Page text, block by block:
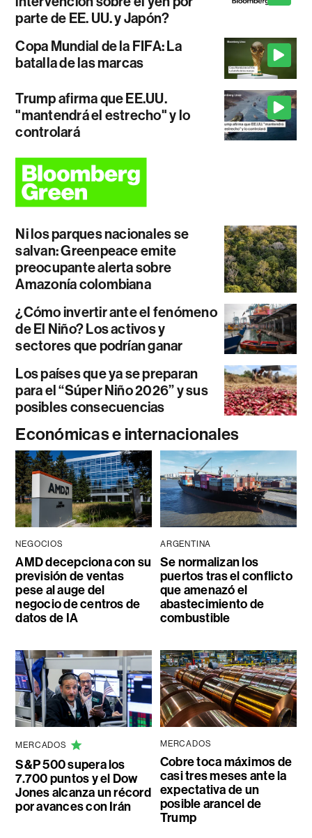
parte de EE. UU. y Japón?
Copa Mundial de la FIFA: La
batalla de las marcas
Trump afirma que EE.UU.
"mantendrá el estrecho" y lo
controlará
Ni los parques nacionales se
salvan: Greenpeace emite
preocupante alerta sobre
Amazonía colombiana
¿Cómo invertir ante el fenómeno
de El Niño? Los activos y
sectores que podrían ganar
Los países que ya se preparan
para el “Súper Niño 2026” y sus
posibles consecuencias
Económicas e internacionales
NEGOCIOS
AMD decepciona con su
previsión de ventas
pese al auge del
negocio de centros de
datos de IA
ARGENTINA
Se normalizan los
puertos tras el conflicto
que amenazó el
abastecimiento de
combustible
MERCADOS
S&P 500 supera los
7.700 puntos y el Dow
Jones alcanza un récord
por avances con Irán
MERCADOS
Cobre toca máximos de
casi tres meses ante la
expectativa de un
posible arancel de
Trump